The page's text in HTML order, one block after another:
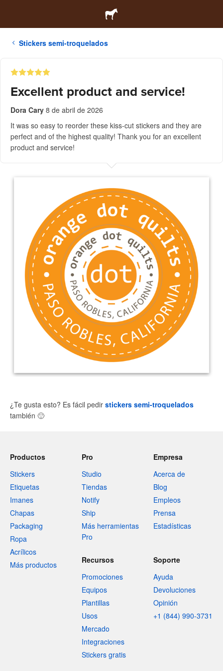
Stickers semi-troquelados
Excellent product and service!
Dora Cary 8 de abril de 2026
It was so easy to reorder these kiss-cut stickers and they are
perfect and of the highest quality! Thank you for an excellent
product and service!
¿Te gusta esto? Es fácil pedir stickers semi-troquelados
también 🙂
Productos
Stickers
Etiquetas
Imanes
Chapas
Packaging
Ropa
Acrílicos
Más productos
Pro
Studio
Tiendas
Notify
Ship
Más herramientas
Pro
Empresa
Acerca de
Blog
Empleos
Prensa
Estadísticas
Recursos
Promociones
Equipos
Plantillas
Usos
Mercado
Integraciones
Stickers gratis
Soporte
Ayuda
Devoluciones
Opinión
+1 (844) 990-3731